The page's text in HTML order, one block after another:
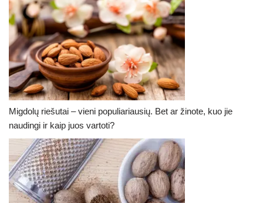
Migdolų riešutai – vieni populiariausių. Bet ar žinote, kuo jie
naudingi ir kaip juos vartoti?